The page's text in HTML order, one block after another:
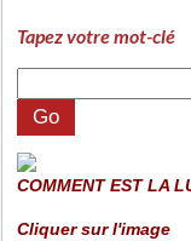
Tapez votre mot-clé
COMMENT EST LA
Cliquer sur l'image